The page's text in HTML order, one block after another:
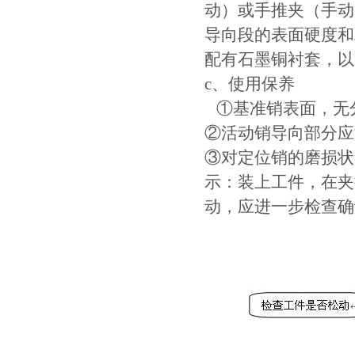
动）或手推夹（手
导向段的表面硬度
配有石墨铜衬套，
c、使用保养
①基准销表面，无
②活动销导向部分
③对定位销的磨损状
示：装上工件，在
动，应进一步检查